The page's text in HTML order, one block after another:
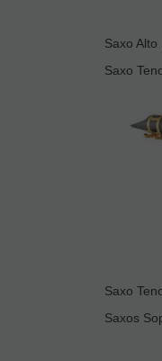
Saxo
Saxo
Saxo
Saxos